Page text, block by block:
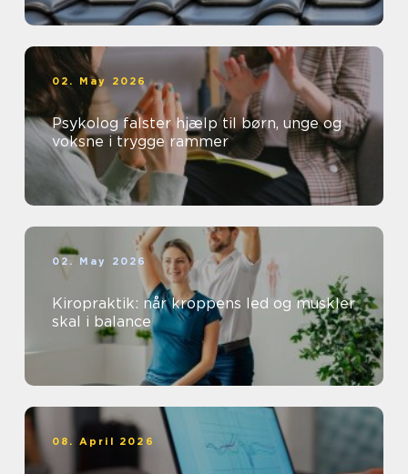
02. May 2026
Psykolog falster hjælp til børn, unge og
voksne i trygge rammer
02. May 2026
Kiropraktik: når kroppens led og muskler
skal i balance
08. April 2026